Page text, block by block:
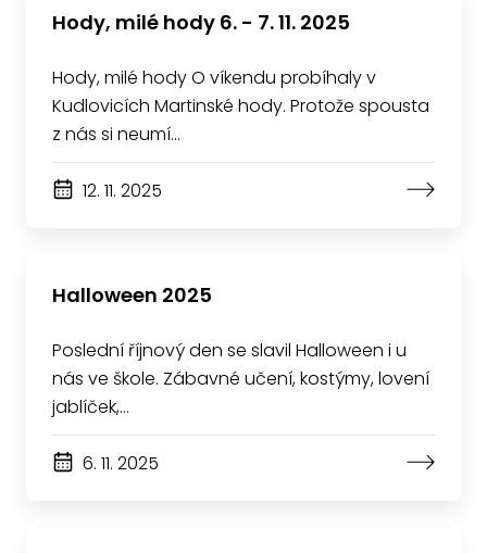
Hody, milé hody 6. - 7. 11. 2025
Hody, milé hody O víkendu probíhaly v
Kudlovicích Martinské hody. Protože spousta
z nás si neumí…
12. 11. 2025
Halloween 2025
Poslední říjnový den se slavil Halloween i u
nás ve škole. Zábavné učení, kostýmy, lovení
jablíček,…
6. 11. 2025